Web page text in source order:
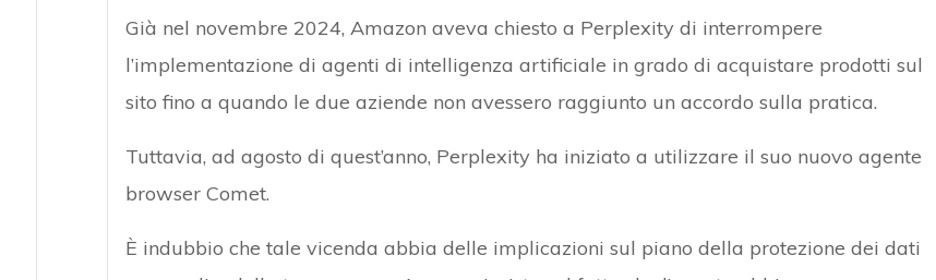
Già nel novembre 2024, Amazon aveva chiesto a Perplexity di interrompere
l’implementazione di agenti di intelligenza artificiale in grado di acquistare prodotti sul
sito fino a quando le due aziende non avessero raggiunto un accordo sulla pratica.
Tuttavia, ad agosto di quest’anno, Perplexity ha iniziato a utilizzare il suo nuovo agente
browser Comet.
È indubbio che tale vicenda abbia delle implicazioni sul piano della protezione dei dati